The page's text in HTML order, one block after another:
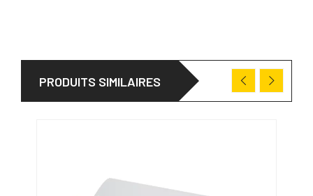
PRODUITS SIMILAIRES